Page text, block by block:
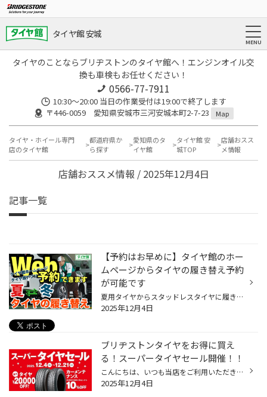
タイヤ館 安城
タイヤのことならブリヂストンのタイヤ館へ！エンジンオイル交
換も車検もお任せください！
0566-77-7911
10:30〜20:00 当日の作業受付は19:00で終了します
〒446-0059 愛知県安城市三河安城本町2-7-23
Map
タイヤ・ホイール専門
店のタイヤ館
都道府県か
ら探す
愛知県のタ
イヤ館
タイヤ館 安
城TOP
店舗おスス
メ情報
店舗おススメ情報 / 2025年12月4日
記事一覧
【予約はお早めに】タイヤ館のホー
ムページからタイヤの履き替え予約
が可能です
夏用タイヤからスタッドレスタイヤに履き替えのシーズンです。 タイヤ館では、現在、履き替えのご予約がかなり入っており、すでに予約一杯になっている日もありますので予約はお早めに。 履き替えのご予約は、ご覧いただいてます「タイヤ館ホームページ（Web）」からタイヤの履き替え予約が可能です...
2025年12月4日
ブリヂストンタイヤをお得に買え
る！スーパータイヤセール開催！！
こんにちは、いつも当店をご利用いただきましてありがとうございます。 コクピット・タイヤ館では、ブリヂストンタイヤをお得に買える！ スーパータイヤセールを開催いたします！ ブリヂストンのタイヤを4本ご購入で最大20,000OFF！ タイヤをお得にご購入頂けるチャンスです！ 夏タイヤの交換やスタ...
2025年12月4日